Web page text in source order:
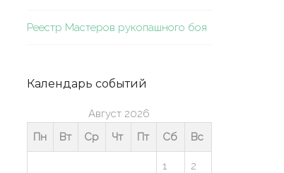
Реестр Мастеров рукопашного боя
Календарь событий
Август 2026
Пн
Вт Ср Чт Пт Сб Вс
1 2